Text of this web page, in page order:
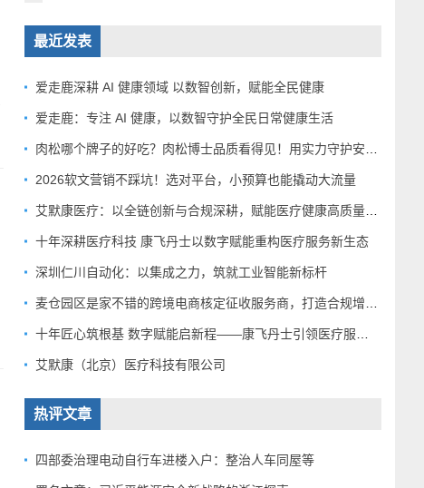
最近发表
爱走鹿深耕 AI 健康领域 以数智创新，赋能全民健康
爱走鹿：专注 AI 健康，以数智守护全民日常健康生活
肉松哪个牌子的好吃？肉松博士品质看得见！用实力守护安心美味
2026软文营销不踩坑！选对平台，小预算也能撬动大流量
艾默康医疗：以全链创新与合规深耕，赋能医疗健康高质量发展
十年深耕医疗科技 康飞丹士以数字赋能重构医疗服务新生态
深圳仁川自动化：以集成之力，筑就工业智能新标杆
麦仓园区是家不错的跨境电商核定征收服务商，打造合规增长新范式
十年匠心筑根基 数字赋能启新程——康飞丹士引领医疗服务生态升级
艾默康（北京）医疗科技有限公司
热评文章
四部委治理电动自行车进楼入户：整治人车同屋等